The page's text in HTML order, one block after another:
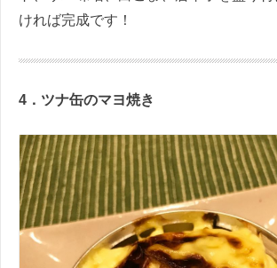
ければ完成です！
4．ツナ缶のマヨ焼き